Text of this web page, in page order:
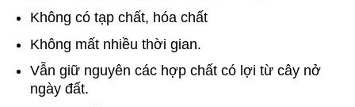
Không có tạp chất, hóa chất
Không mất nhiều thời gian.
Vẫn giữ nguyên các hợp chất có lợi từ cây nở
ngày đất.